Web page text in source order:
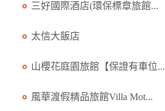
三好國際酒店(環保標章旅館...
太信大飯店
山櫻花庭園旅館【保證有車位...
風華渡假精品旅館Villa Mot...